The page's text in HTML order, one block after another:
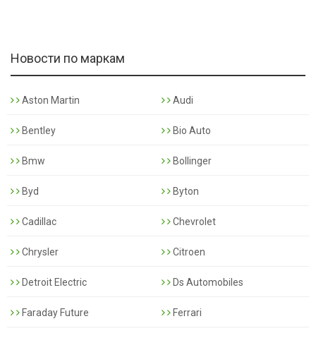
Новости по маркам
Aston Martin Audi
Bentley Bio Auto
Bmw Bollinger
Byd Byton
Cadillac Chevrolet
Chrysler Citroen
Detroit Electric Ds Automobiles
Faraday Future Ferrari